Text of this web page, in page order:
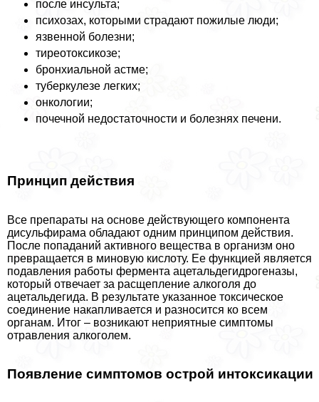
после инсульта;
психозах, которыми страдают пожилые люди;
язвенной болезни;
тиреотоксикозе;
бронхиальной астме;
туберкулезе легких;
oнкoлoгии;
почечной недостаточности и болезнях печени.
Принцип действия
Все препараты на основе действующего компонента
дисульфирама обладают одним принципом действия.
После попаданий активного вещества в организм оно
превращается в миновую кислоту. Ее функцией является
подавления работы фермента ацетальдегидрогеназы,
который отвечает за расщепление алкоголя до
ацетальдегида. В результате указанное токсическое
соединение накапливается и разносится ко всем
органам. Итог – возникают неприятные симптомы
отравления алкоголем.
Появление симптомов острой интоксикации